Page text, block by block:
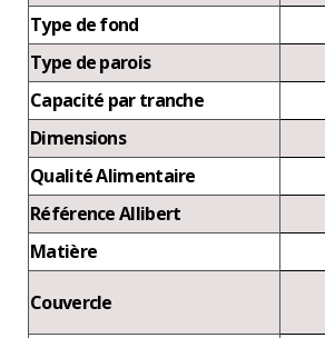
Type de fond
Type de parois
Capacité par tranche
Dimensions
Qualité Alimentaire
Référence Allibert
Matière
Couvercle